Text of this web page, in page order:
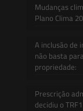
Mudanças
Plano Clima
A inclusão de
não basta
propriedade:
Prescrição
decidiu o